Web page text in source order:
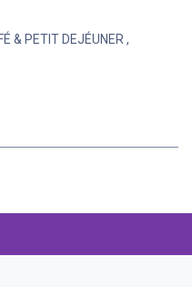
& PETIT DEJÉUNER ,